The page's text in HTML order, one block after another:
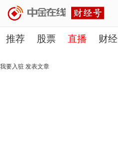
推荐 股票 直播 财经
理财 行业
我要入驻 发表文章